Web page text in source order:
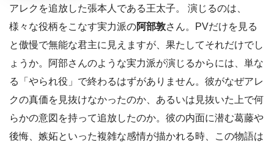
アレクを追放した張本人である王太子。 演じるのは、
様々な役柄をこなす実力派の阿部敦さん。PVだけを見る
と傲慢で無能な君主に見えますが、果たしてそれだけでし
ょうか。阿部さんのような実力派が演じるからには、単な
る「やられ役」で終わるはずがありません。彼がなぜアレ
クの真価を見抜けなかったのか、あるいは見抜いた上で何
らかの意図を持って追放したのか。彼の内面に潜む葛藤や
後悔、嫉妬といった複雑な感情が描かれる時、この物語は